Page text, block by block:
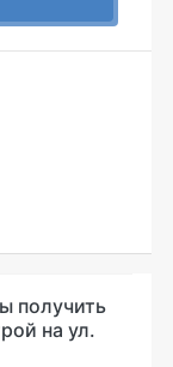
получить
на ул.